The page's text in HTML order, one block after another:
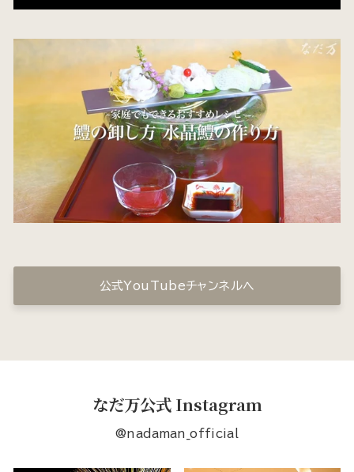
公式YouTubeチャンネルへ
なだ万公式 Instagram
@nadaman_official